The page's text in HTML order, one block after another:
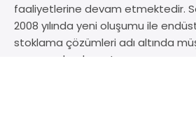
faaliyetlerine devam etmektedir.
2008 yılında yeni oluşumu ile
stoklama çözümleri adı altında
vermeye başlamıştır.